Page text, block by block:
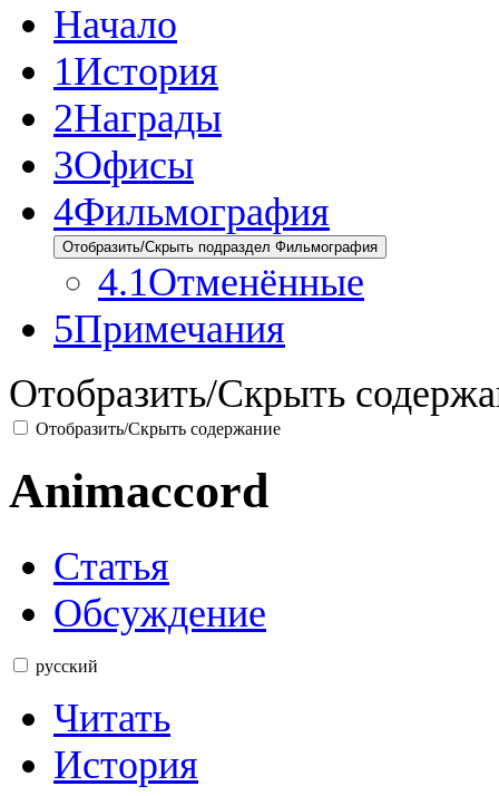
Начало
1История
2Награды
3Офисы
4Фильмография
Отобразить/Скрыть подраздел Фильмография
4.1Отменённые
5Примечания
Отобразить/Скрыть
Отобразить/Скрыть содержание
Animaccord
Статья
Обсуждение
русский
Читать
История